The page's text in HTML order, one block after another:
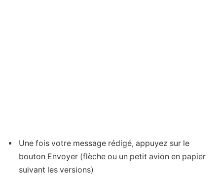
Une fois votre message rédigé, appuyez sur le
bouton Envoyer (flèche ou un petit avion en papier
suivant les versions)